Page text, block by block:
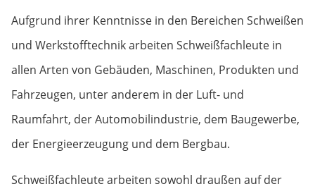
Aufgrund ihrer Kenntnisse in den Bereichen Schweißen
und Werkstofftechnik arbeiten Schweißfachleute in
allen Arten von Gebäuden, Maschinen, Produkten und
Fahrzeugen, unter anderem in der Luft- und
Raumfahrt, der Automobilindustrie, dem Baugewerbe,
der Energieerzeugung und dem Bergbau.
Schweißfachleute arbeiten sowohl draußen auf der